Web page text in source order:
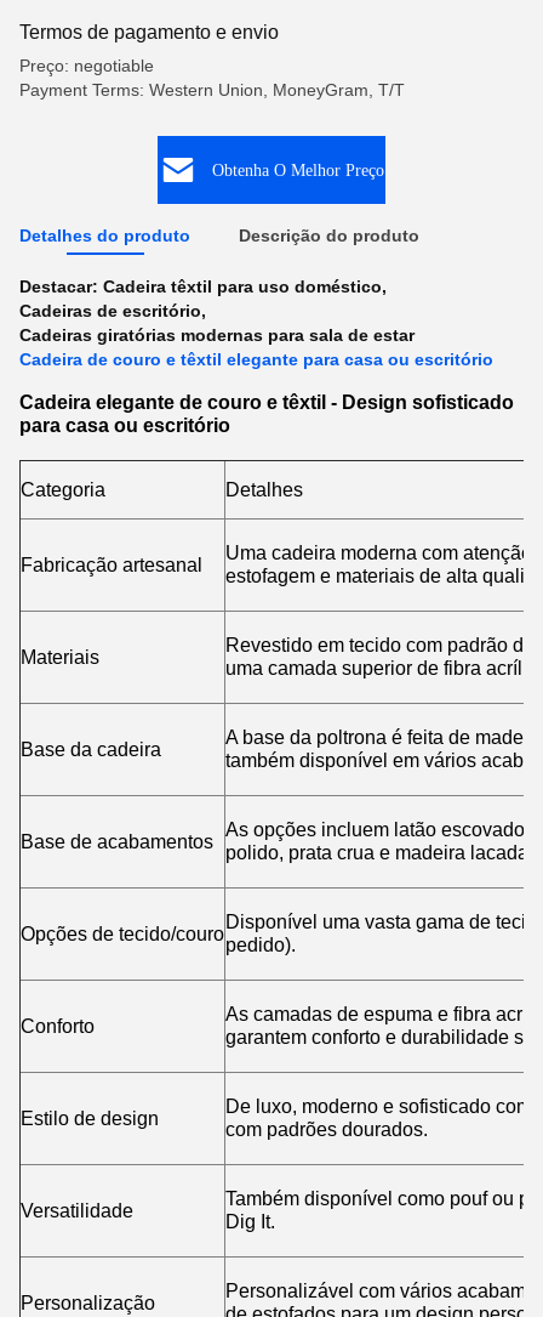
Termos de pagamento e envio
Preço: negotiable
Payment Terms: Western Union, MoneyGram, T/T
Obtenha O Melhor Preço
Detalhes do produto Descrição do produto
Destacar: Cadeira têxtil para uso doméstico,
Cadeiras de escritório,
Cadeiras giratórias modernas para sala de estar
Cadeira de couro e têxtil elegante para casa ou escritório
Cadeira elegante de couro e têxtil - Design sofisticado
para casa ou escritório
Categoria Detalhes
Fabricação artesanal
Uma cadeira moderna com atenção
estofagem e materiais de alta
Materiais
Revestido em tecido com padrão
uma camada superior de fibra
Base da cadeira
A base da poltrona é feita de
também disponível em vários
Base de acabamentos
As opções incluem latão escovado,
polido, prata crua e madeira lacada
Opções de tecido/couro
Disponível uma vasta gama de
pedido).
Conforto
As camadas de espuma e fibra
garantem conforto e durabilidade
Estilo de design
De luxo, moderno e sofisticado com
com padrões dourados.
Versatilidade
Também disponível como pouf ou
Dig It.
Personalização
Personalizável com vários